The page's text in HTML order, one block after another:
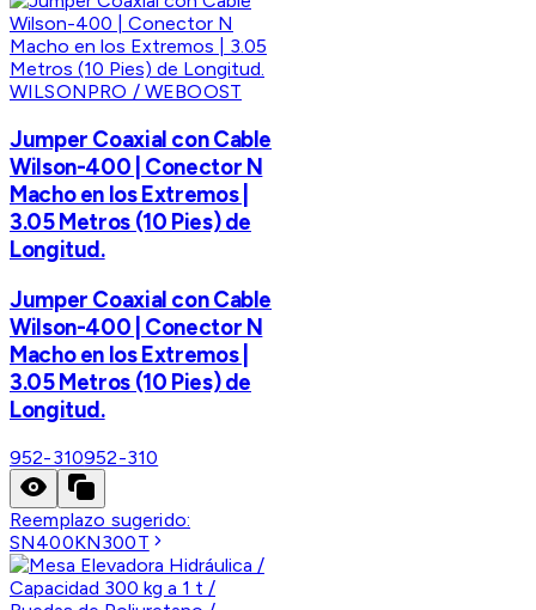
WILSONPRO / WEBOOST
Jumper Coaxial con Cable
Wilson-400 | Conector N
Macho en los Extremos |
3.05 Metros (10 Pies) de
Longitud.
Jumper Coaxial con Cable
Wilson-400 | Conector N
Macho en los Extremos |
3.05 Metros (10 Pies) de
Longitud.
952-310952-310
Reemplazo sugerido:
SN400KN300T